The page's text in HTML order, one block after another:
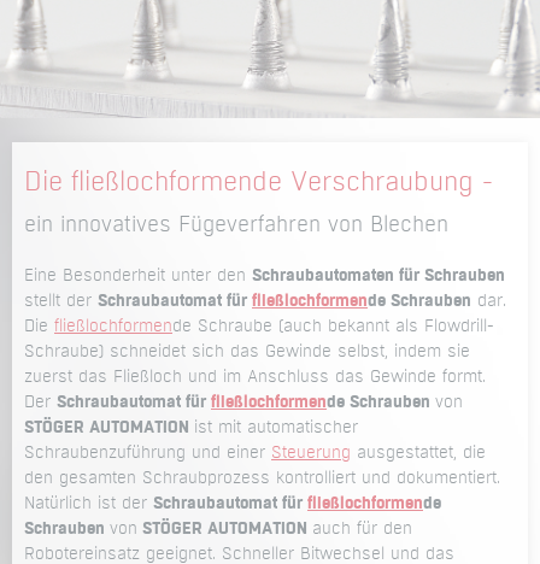
Die fließlochformende Verschraubung -
ein innovatives Fügeverfahren von Blechen
Eine Besonderheit unter den Schraubautomaten für Schrauben
stellt der Schraubautomat für fließlochformende Schrauben dar.
Die fließlochformende Schraube (auch bekannt als Flowdrill-
Schraube) schneidet sich das Gewinde selbst, indem sie
zuerst das Fließloch und im Anschluss das Gewinde formt.
Der Schraubautomat für fließlochformende Schrauben von
STÖGER AUTOMATION ist mit automatischer
Schraubenzuführung und einer Steuerung ausgestattet, die
den gesamten Schraubprozess kontrolliert und dokumentiert.
Natürlich ist der Schraubautomat für fließlochformende
Schrauben von STÖGER AUTOMATION auch für den
Robotereinsatz geeignet. Schneller Bitwechsel und das